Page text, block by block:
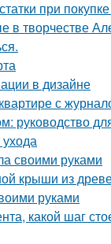
при
в творчестве
в дизайне
с
руководство
своими руками
крыши из
руками
какой шаг